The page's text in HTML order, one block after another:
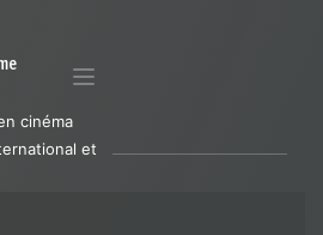
cinéma
et